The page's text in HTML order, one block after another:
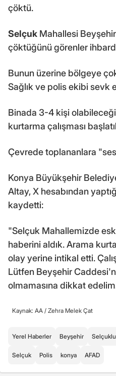
çöktü.
Selçuk Mahallesi
çöktüğünü görenler
Bunun üzerine bölgeye
Sağlık ve polis ekibi sevk
Binada 3-4 kişi
kurtarma çalışması
Çevrede toplananlara
Konya Büyükşehir
Altay, X hesabından
kaydetti:
"Selçuk Mahallemizde
haberini aldık. Arama
olay yerine intikal etti.
Lütfen Beyşehir
olmamasına dikkat
Kaynak: AA / Zehra Melek Çat
Yerel Haberler Beyşehir Selçuklu
Selçuk Polis konya AFAD